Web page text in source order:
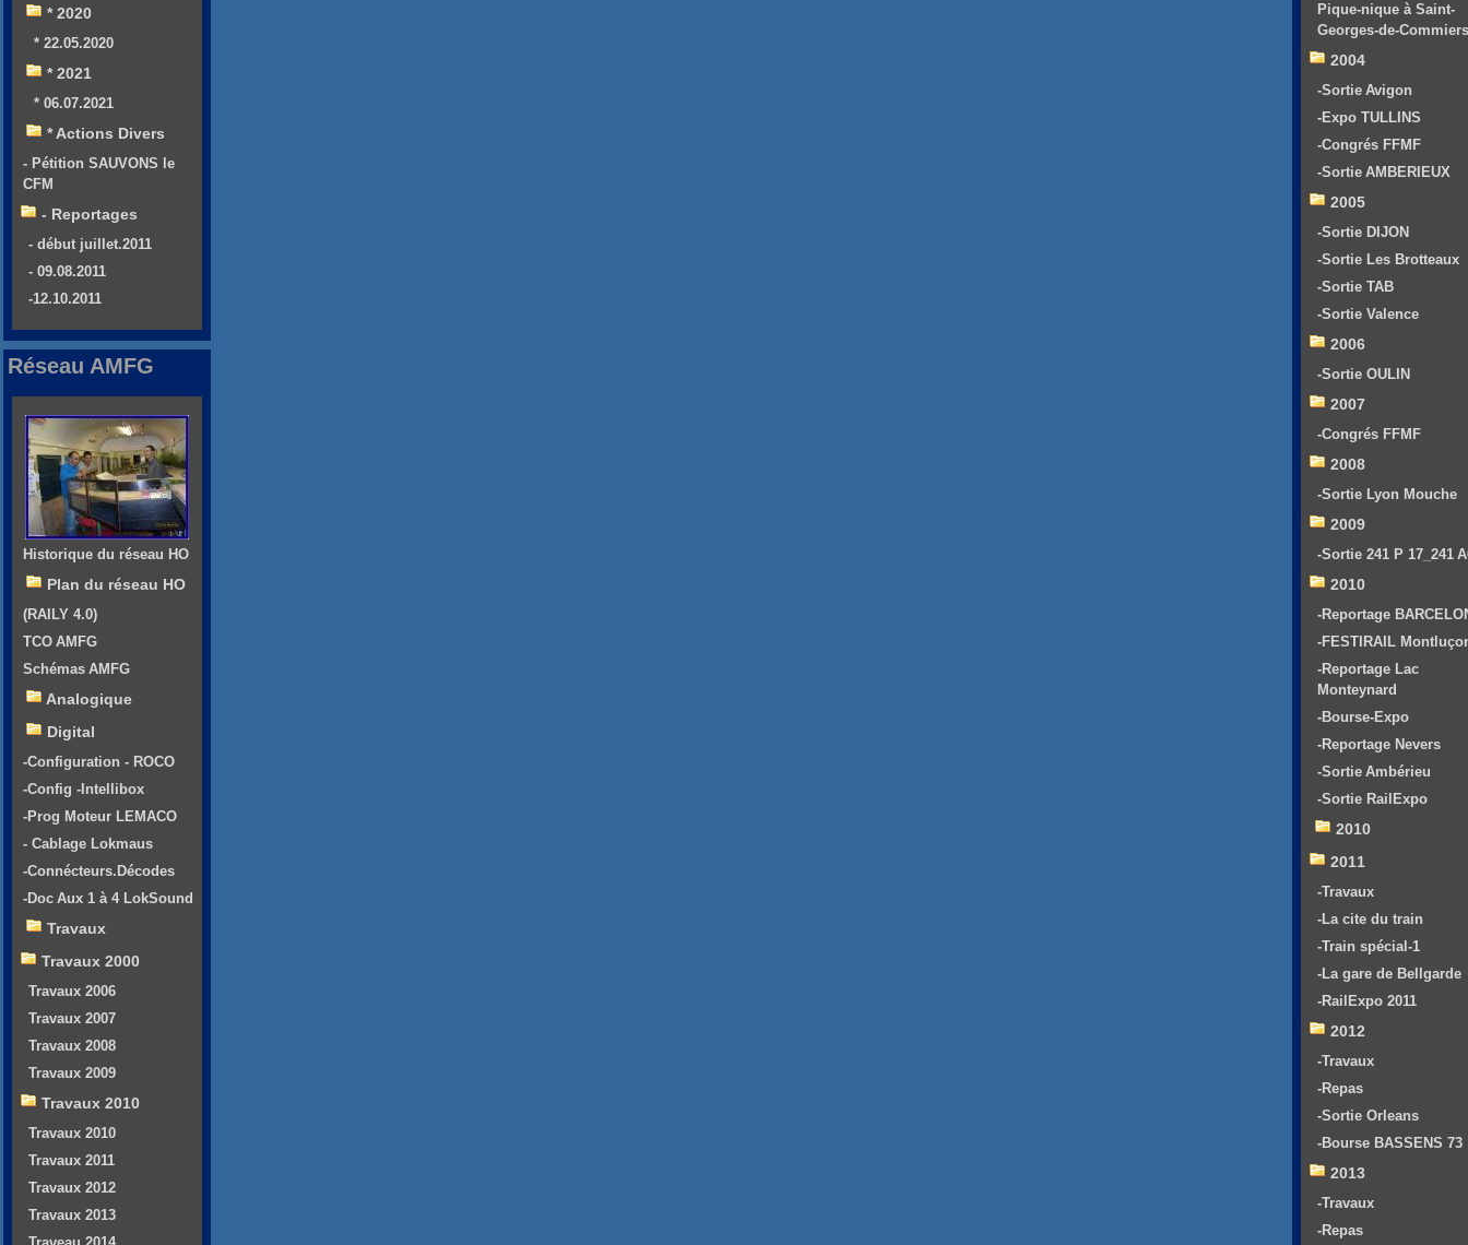
* 2020
* 22.05.2020
* 2021
* 06.07.2021
* Actions Divers
- Pétition SAUVONS le
CFM
- Reportages
- début juillet.2011
- 09.08.2011
-12.10.2011
Réseau AMFG
Historique du réseau HO
Plan du réseau HO
(RAILY 4.0)
TCO AMFG
Schémas AMFG
Analogique
Digital
-Configuration - ROCO
-Config -Intellibox
-Prog Moteur LEMACO
- Cablage Lokmaus
-Connécteurs.Décodes
-Doc Aux 1 à 4 LokSound
Travaux
Travaux 2000
Travaux 2006
Travaux 2007
Travaux 2008
Travaux 2009
Travaux 2010
Travaux 2010
Travaux 2011
Travaux 2012
Travaux 2013
Pique-nique à Saint-
Georges-de-Commiers
2004
-Sortie Avigon
-Expo TULLINS
-Congrés FFMF
-Sortie AMBERIEUX
2005
-Sortie DIJON
-Sortie Les Brotteaux
-Sortie TAB
-Sortie Valence
2006
-Sortie OULIN
2007
-Congrés FFMF
2008
-Sortie Lyon Mouche
2009
-Sortie 241 P 17_241
2010
-Reportage
-FESTIRAIL
-Reportage Lac
Monteynard
-Bourse-Expo
-Reportage Nevers
-Sortie Ambérieu
-Sortie RailExpo
2010
2011
-Travaux
-La cite du train
-Train spécial-1
-La gare de Bellgarde
-RailExpo 2011
2012
-Travaux
-Repas
-Sortie Orleans
-Bourse BASSENS 73
2013
-Travaux
-Repas